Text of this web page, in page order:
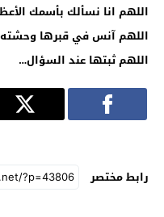
اللهم انا نسألك بأسمك
اللهم آنس في قبرها وحشته
اللهم ثبتها عند السؤال…
رابط مختصر